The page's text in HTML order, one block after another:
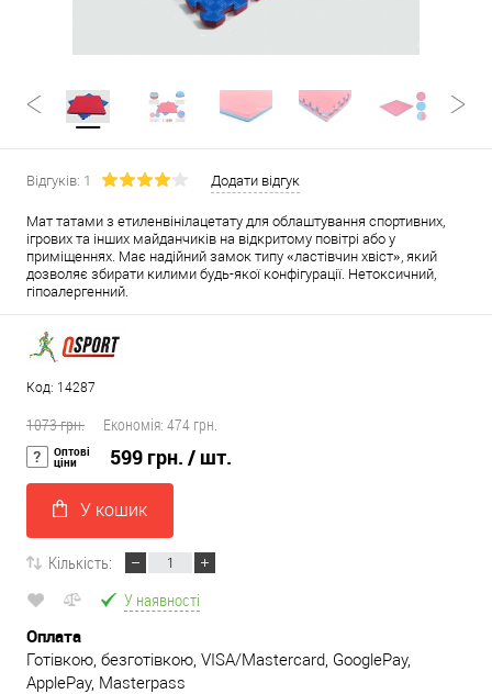
Відгуків: 1 Додати відгук
Мат татами з етиленвінілацетату для облаштування спортивних,
ігрових та інших майданчиків на відкритому повітрі або у
приміщеннях. Має надійний замок типу «ластівчин хвіст», який
дозволяє збирати килими будь-якої конфігурації. Нетоксичний,
гіпоалергенний.
Код: 14287
1073 грн. Економія: 474 грн.
Оптові
ціни 599 грн. / шт.
У кошик
Кількість:
У наявності
Оплата
Готівкою, безготівкою, VISA/Mastercard, GooglePay,
ApplePay, Masterpass